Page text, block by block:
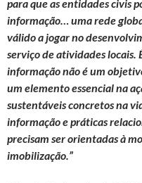
para que as entidades civis
informação… uma rede
válido a jogar no
serviço de atividades locais.
informação não é um
um elemento essencial na
sustentáveis concretos na
informação e práticas
precisam ser orientadas à
imobilização.”